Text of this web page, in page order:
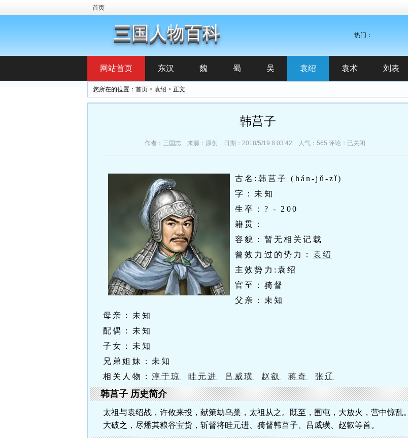
首页
三国人物百科 热门：
网站首页 东汉 魏 蜀 吴 袁绍 袁术 刘表
您所在的位置： 首页 > 袁绍 > 正文
韩莒子
作者：三国志 来源：原创 日期：2018/5/19 8:03:42 人气： 565 评论：已关闭
古名: 韩莒子
(hán-jǔ-zǐ)
字：未知
生卒：? - 200
籍贯：
容貌：暂无相关记载
曾效力过的势力： 袁绍
主效势力:袁绍
官至：骑督
父亲：未知
母亲：未知
配偶：未知
子女：未知
兄弟姐妹：未知
相关人物： 淳于琼 眭元进 吕威璜 赵叡 蒋奇 张辽
韩莒子 历史简介
太祖与袁绍战，许攸来投，献策劫乌巢，太祖从之。既至，围屯，大放火，营中惊乱。
大破之，尽燔其粮谷宝货，斩督将眭元进、骑督韩莒子、吕威璜、赵叡等首。